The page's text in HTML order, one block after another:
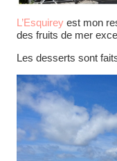
L’Esquirey est mon
des fruits de mer
Les desserts sont